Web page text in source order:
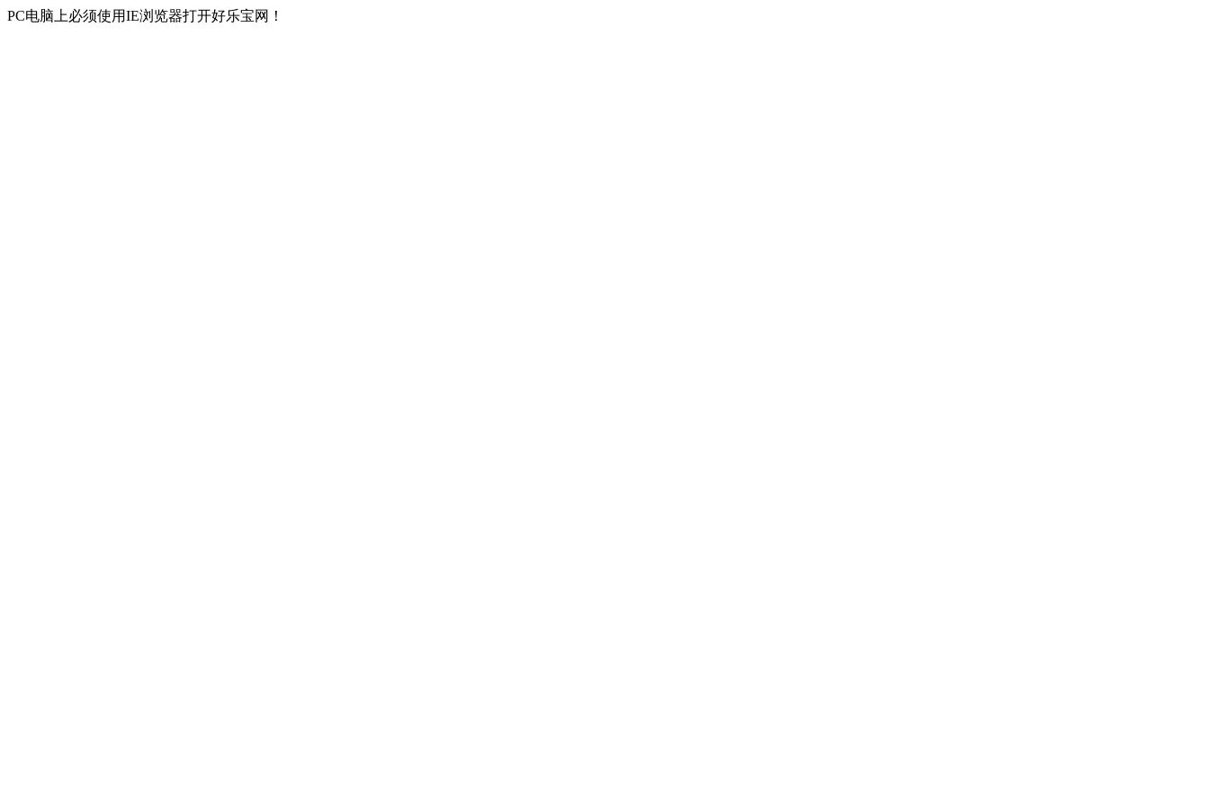
PC电脑上必须使用IE浏览器打开好乐宝网！